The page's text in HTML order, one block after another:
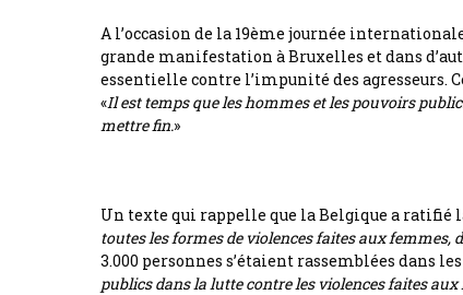
A l’occasion de la 19ème journée
grande manifestation à Bruxelles et dans
essentielle contre l’impunité des agresseurs.
«Il est temps que les hommes et les pouvoirs
mettre fin.»
Un texte qui rappelle que la Belgique a ratifié
toutes les formes de violences faites aux
3.000 personnes s’étaient rassemblées dans
publics dans la lutte contre les violences faites